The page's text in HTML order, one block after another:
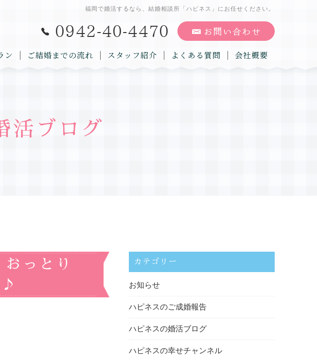
福岡で婚活するなら、結婚相談所「ハピネス」にお任せください。
ン ご結婚までの流れ スタッフ紹介 よくある質問 会社概要
活ブログ
っとり
カテゴリー
お知らせ
ハピネスのご成婚報告
ハピネスの婚活ブログ
ハピネスの幸せチャンネル